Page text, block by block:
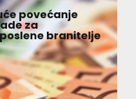
povećanje
za
branitelje